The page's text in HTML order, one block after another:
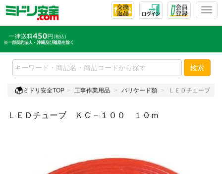
T
l
e
n
v
検索
ミドリ安全TOP 工事作業用品 バリケード類 ＬＥＤチューブ
ＬＥＤチューブ ＫＣ－１００ １０ｍ